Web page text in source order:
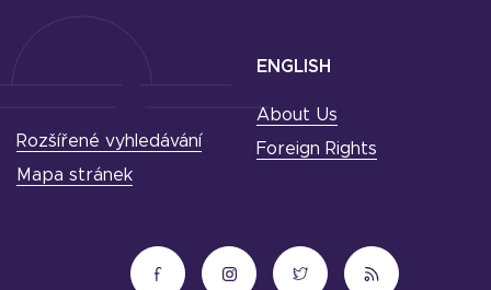
ENGLISH
About Us
Foreign Rights
Rozšířené vyhledávání
Mapa stránek